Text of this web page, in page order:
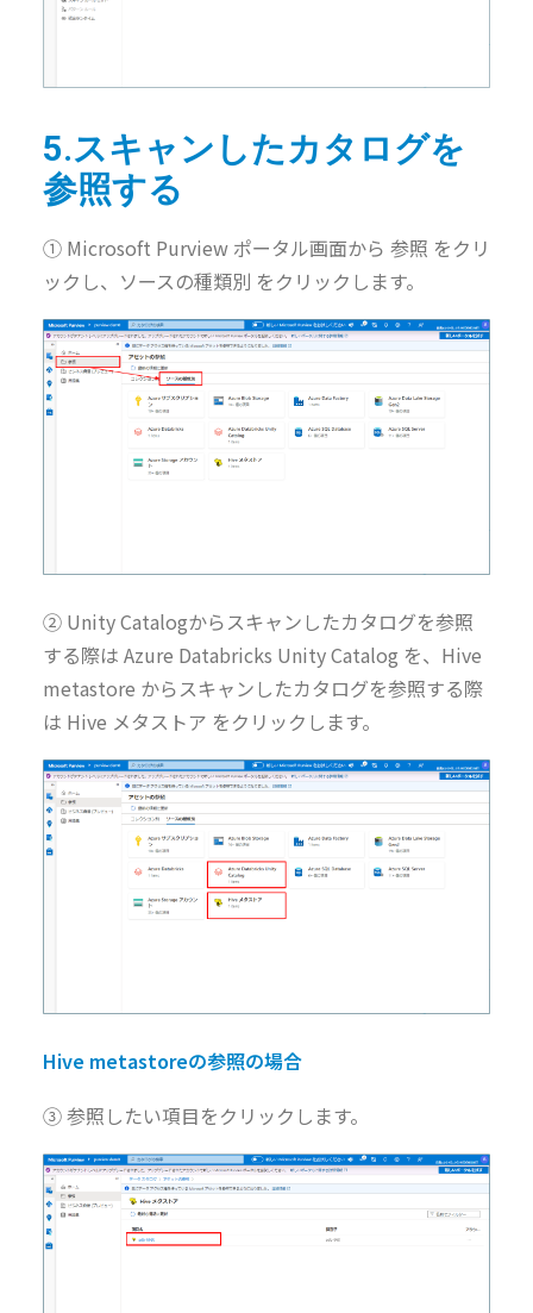
5.スキャンしたカタログを
参照する
① Microsoft Purview ポータル画面から 参照 をクリ
ックし、ソースの種類別 をクリックします。
② Unity Catalogからスキャンしたカタログを参照
する際は Azure Databricks Unity Catalog を、Hive
metastore からスキャンしたカタログを参照する際
は Hive メタストア をクリックします。
Hive metastoreの参照の場合
③ 参照したい項目をクリックします。